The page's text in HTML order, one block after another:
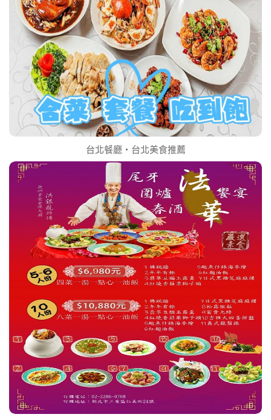
台北餐廳‧台北美食推薦